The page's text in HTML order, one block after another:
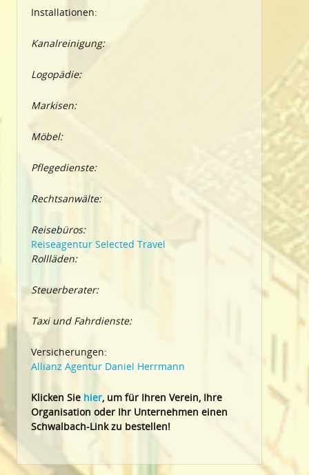
Installationen:
Kanalreinigung:
Logopädie:
Markisen:
Möbel:
Pflegedienste:
Rechtsanwälte:
Reisebüros:
Reiseagentur Selected Travel
Rollläden:
Steuerberater:
Taxi und Fahrdienste:
Versicherungen:
Allianz Agentur Daniel Herrmann
Klicken Sie hier, um für Ihren Verein, Ihre
Organisation oder Ihr Unternehmen einen
Schwalbach-Link zu bestellen!